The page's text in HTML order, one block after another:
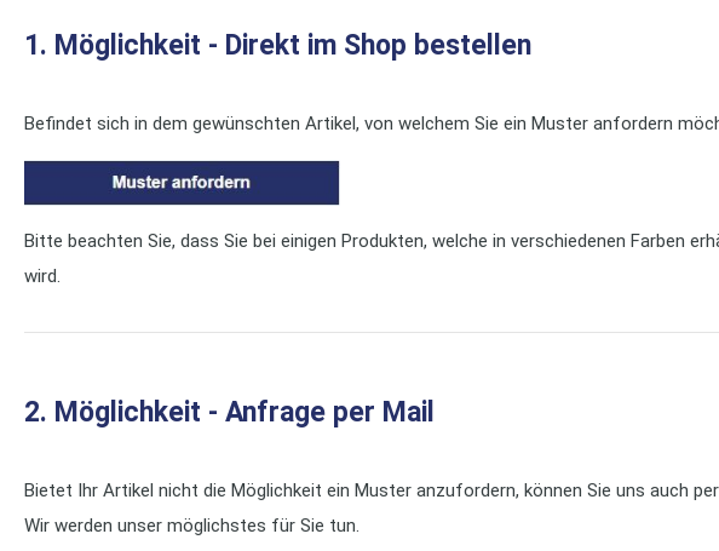
1. Möglichkeit - Direkt im Shop bestellen
Befindet sich in dem gewünschten Artikel, von welchem Sie ein Muster anfordern
Bitte beachten Sie, dass Sie bei einigen Produkten, welche in verschiedenen Farben
wird.
2. Möglichkeit - Anfrage per Mail
Bietet Ihr Artikel nicht die Möglichkeit ein Muster anzufordern, können Sie uns auch
Wir werden unser möglichstes für Sie tun.